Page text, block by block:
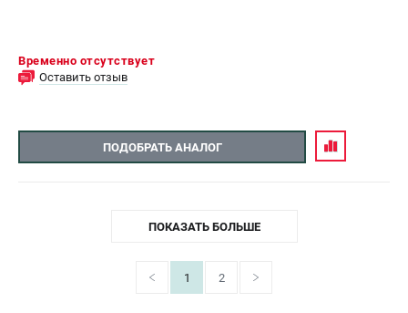
Временно отсутствует
Оставить отзыв
ПОДОБРАТЬ АНАЛОГ
1 2
ПОКАЗАТЬ БОЛЬШЕ